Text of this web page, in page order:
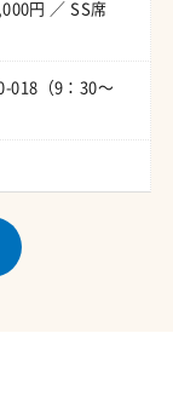
円 ／ SS席
018（9：30～